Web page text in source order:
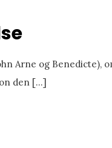
Arne og Benedicte),
den[…]